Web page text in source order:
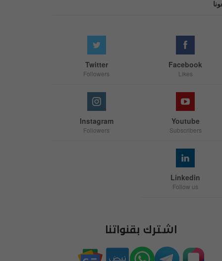
Facebook
Likes
Twitter
Followers
Youtube
Subscribers
Instagram
Followers
Linkedin
Follow us
اشترك بقنواتنا